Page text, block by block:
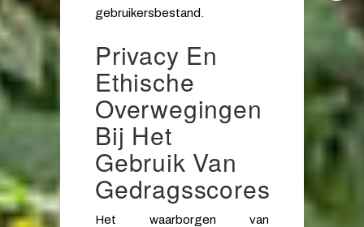
gebruikersbestand.
Privacy En
Ethische
Overwegingen
Bij Het
Gebruik Van
Gedragsscores
Het waarborgen van